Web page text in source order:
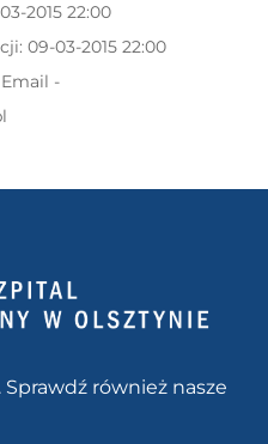
2015 22:00
09-03-2015 22:00
Email -
również nasze